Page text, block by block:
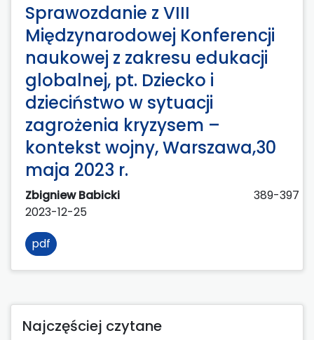
Sprawozdanie z VIII
Międzynarodowej Konferencji
naukowej z zakresu edukacji
globalnej, pt. Dziecko i
dzieciństwo w sytuacji
zagrożenia kryzysem –
kontekst wojny, Warszawa,30
maja 2023 r.
Zbigniew Babicki
389-397
2023-12-25
pdf
Najczęściej czytane